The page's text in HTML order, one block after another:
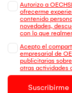
Autorizo a
ofrecerme
contenido
novedades,
con lo que
Acepto el
empresarial de
publicitarias
otras actividades
Suscribirme